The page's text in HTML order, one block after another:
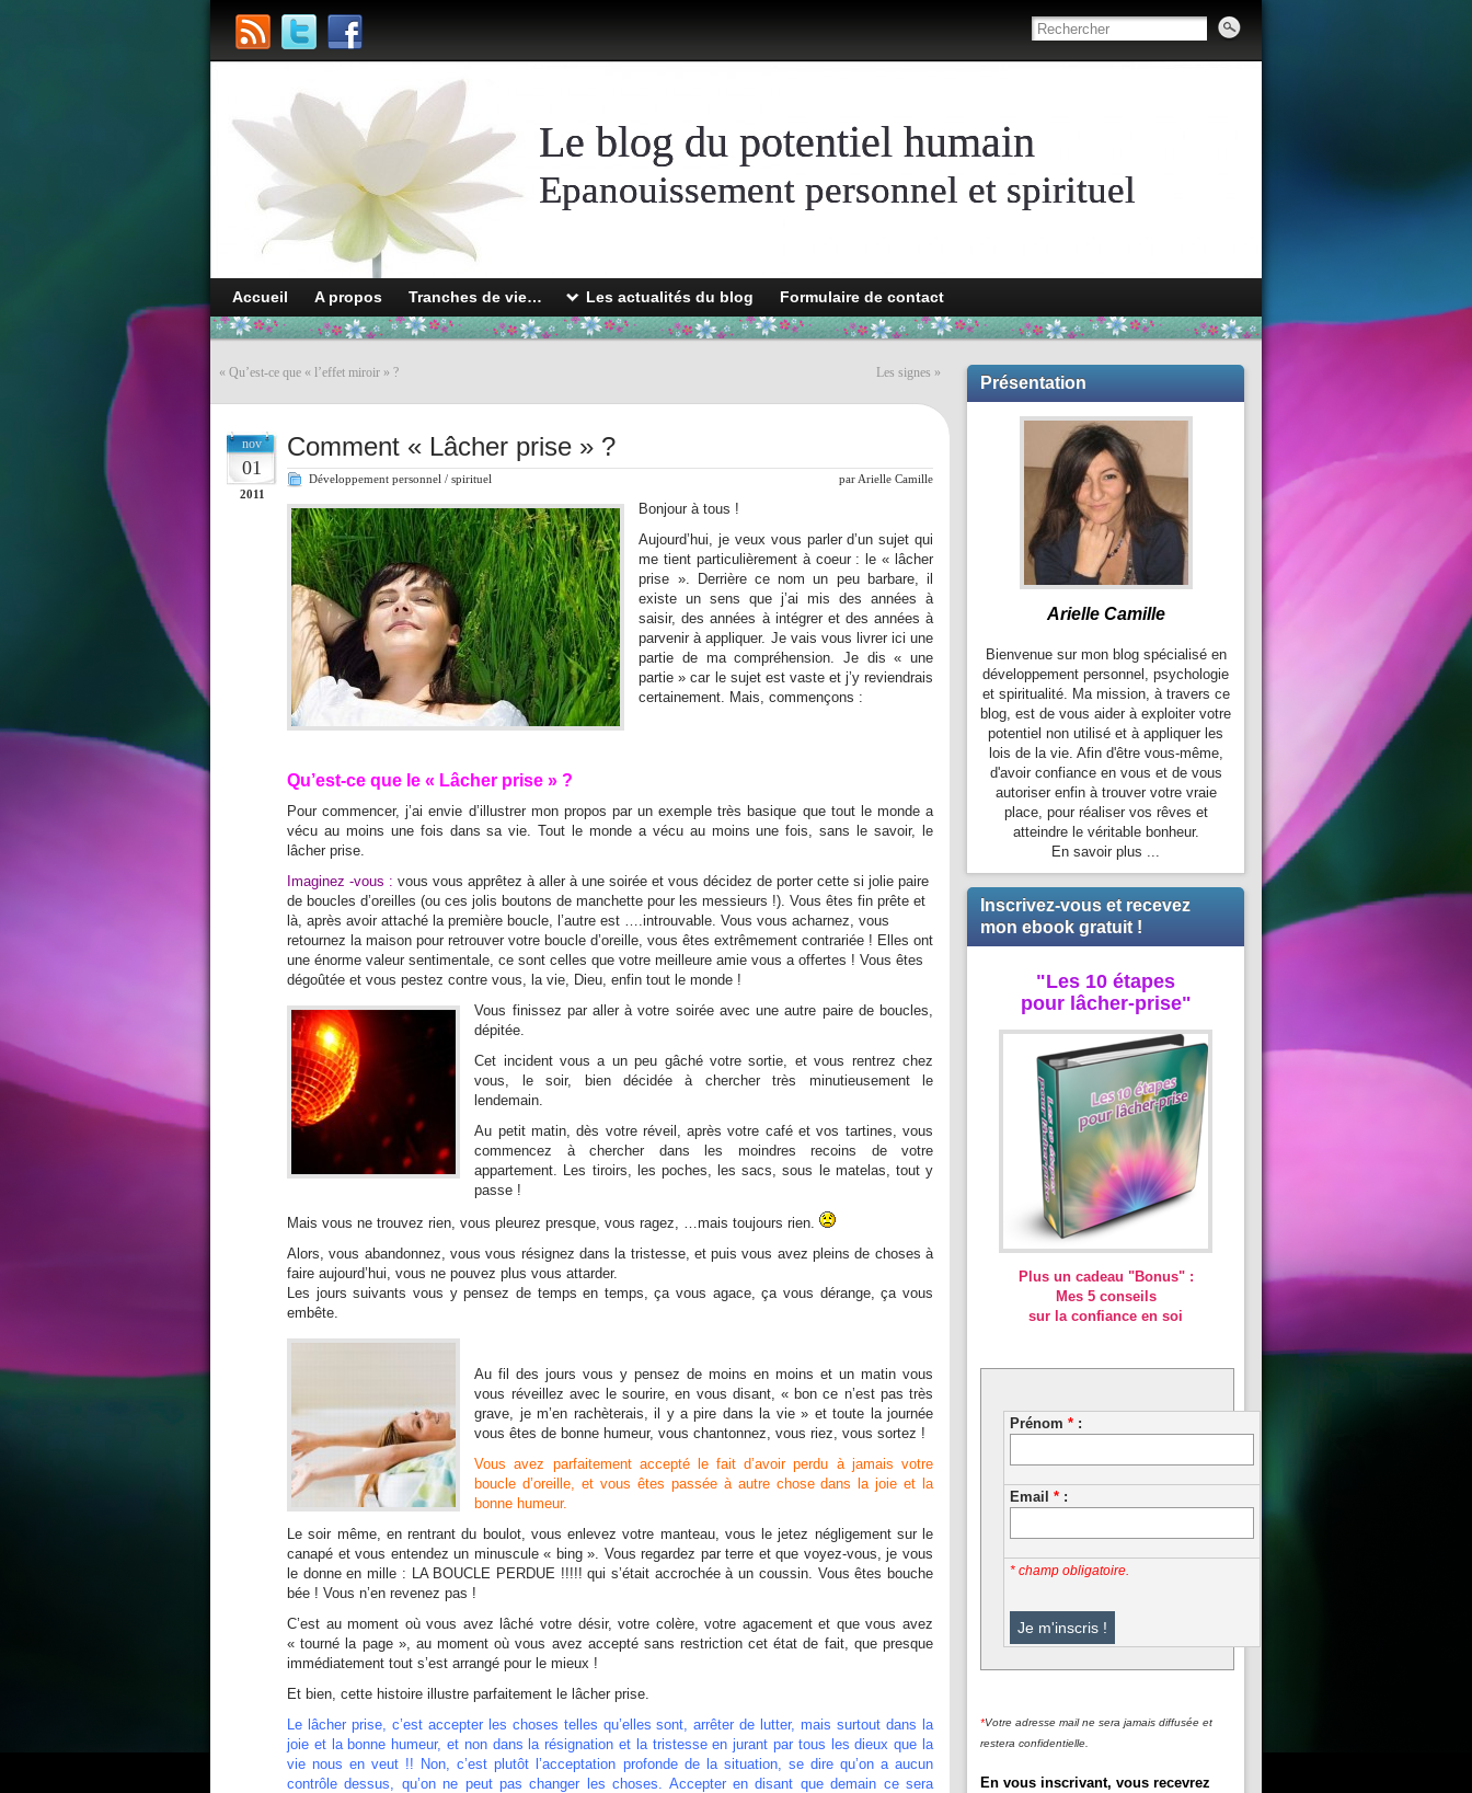
Le blog du potentiel humain
Epanouissement personnel et spirituel
Accueil A propos Tranches de vie… Les actualités du blog Formulaire de contact
« Qu’est-ce que « l’effet miroir » ? Les signes »
nov
01
2011
Comment « Lâcher prise » ?
Développement personnel / spirituel par Arielle Camille
Bonjour à tous !
Aujourd’hui, je veux vous parler d’un sujet qui
me tient particulièrement à coeur : le « lâcher
prise ». Derrière ce nom un peu barbare, il
existe un sens que j’ai mis des années à
saisir, des années à intégrer et des années à
parvenir à appliquer. Je vais vous livrer ici une
partie de ma compréhension. Je dis « une
partie » car le sujet est vaste et j’y reviendrais
certainement. Mais, commençons :
Qu’est-ce que le « Lâcher prise » ?
Pour commencer, j’ai envie d’illustrer mon propos par un exemple très basique que tout le monde a
vécu au moins une fois dans sa vie. Tout le monde a vécu au moins une fois, sans le savoir, le
lâcher prise.
Imaginez -vous : vous vous apprêtez à aller à une soirée et vous décidez de porter cette si jolie paire
de boucles d’oreilles (ou ces jolis boutons de manchette pour les messieurs !). Vous êtes fin prête et
là, après avoir attaché la première boucle, l’autre est ….introuvable. Vous vous acharnez, vous
retournez la maison pour retrouver votre boucle d’oreille, vous êtes extrêmement contrariée ! Elles ont
une énorme valeur sentimentale, ce sont celles que votre meilleure amie vous a offertes ! Vous êtes
dégoûtée et vous pestez contre vous, la vie, Dieu, enfin tout le monde !
Vous finissez par aller à votre soirée avec une autre paire de boucles,
dépitée.
Cet incident vous a un peu gâché votre sortie, et vous rentrez chez
vous, le soir, bien décidée à chercher très minutieusement le
lendemain.
Au petit matin, dès votre réveil, après votre café et vos tartines, vous
commencez à chercher dans les moindres recoins de votre
appartement. Les tiroirs, les poches, les sacs, sous le matelas, tout y
passe !
Mais vous ne trouvez rien, vous pleurez presque, vous ragez, …mais toujours rien.
Alors, vous abandonnez, vous vous résignez dans la tristesse, et puis vous avez pleins de choses à
faire aujourd’hui, vous ne pouvez plus vous attarder.
Les jours suivants vous y pensez de temps en temps, ça vous agace, ça vous dérange, ça vous
embête.
Au fil des jours vous y pensez de moins en moins et un matin vous
vous réveillez avec le sourire, en vous disant, « bon ce n’est pas très
grave, je m’en rachèterais, il y a pire dans la vie » et toute la journée
vous êtes de bonne humeur, vous chantonnez, vous riez, vous sortez !
Vous avez parfaitement accepté le fait d’avoir perdu à jamais votre
boucle d’oreille, et vous êtes passée à autre chose dans la joie et la
bonne humeur.
Le soir même, en rentrant du boulot, vous enlevez votre manteau, vous le jetez négligement sur le
canapé et vous entendez un minuscule « bing ». Vous regardez par terre et que voyez-vous, je vous
le donne en mille : LA BOUCLE PERDUE !!!!! qui s’était accrochée à un coussin. Vous êtes bouche
bée ! Vous n’en revenez pas !
C’est au moment où vous avez lâché votre désir, votre colère, votre agacement et que vous avez
« tourné la page », au moment où vous avez accepté sans restriction cet état de fait, que presque
immédiatement tout s’est arrangé pour le mieux !
Et bien, cette histoire illustre parfaitement le lâcher prise.
Le lâcher prise, c’est accepter les choses telles qu’elles sont, arrêter de lutter, mais surtout dans la
joie et la bonne humeur, et non dans la résignation et la tristesse en jurant par tous les dieux que la
vie nous en veut !! Non, c’est plutôt l’acceptation profonde de la situation, se dire qu’on a aucun
contrôle dessus, qu’on ne peut pas changer les choses. Accepter en disant que demain ce sera
Présentation
Arielle Camille
Bienvenue sur mon blog spécialisé en
développement personnel, psychologie
et spiritualité. Ma mission, à travers ce
blog, est de vous aider à exploiter votre
potentiel non utilisé et à appliquer les
lois de la vie. Afin d'être vous-même,
d'avoir confiance en vous et de vous
autoriser enfin à trouver votre vraie
place, pour réaliser vos rêves et
atteindre le véritable bonheur.
En savoir plus ...
Inscrivez-vous et recevez
mon ebook gratuit !
"Les 10 étapes
pour lâcher-prise"
Plus un cadeau "Bonus" :
Mes 5 conseils
sur la confiance en soi
Prénom * :
Email * :
* champ obligatoire.
*Votre adresse mail ne sera jamais diffusée et
restera confidentielle.
En vous inscrivant, vous recevrez